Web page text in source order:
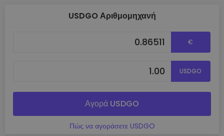
USDGO Αριθμομηχανή
€
USDGO
Αγορά USDGO
Πώς να αγοράσετε USDGO